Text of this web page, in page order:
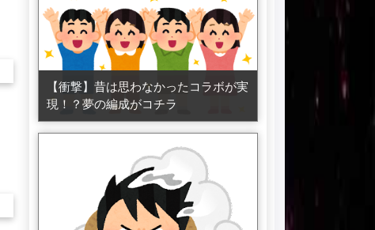
【衝撃】昔は思わなかったコラボが実
現！？夢の編成がコチラ